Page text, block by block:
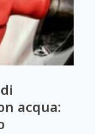
acqua: